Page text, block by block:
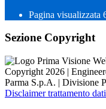
Pagina visualizzata
Sezione Copyright
Copyright 2026 |
Parma S.p.A. | Divisione
Disclaimer trattamento